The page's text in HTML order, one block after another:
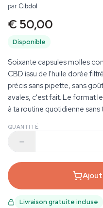
par Cibdol
€ 50,00
Disponible
Soixante capsules molles
CBD issu de l'huile dorée
précis sans pipette, sans
avales, c'est fait. Le format
à ta routine quotidienne
QUANTITÉ
Livraison gratuite incluse